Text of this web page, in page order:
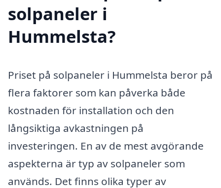
solpaneler i
Hummelsta?
Priset på solpaneler i Hummelsta beror på
flera faktorer som kan påverka både
kostnaden för installation och den
långsiktiga avkastningen på
investeringen. En av de mest avgörande
aspekterna är typ av solpaneler som
används. Det finns olika typer av